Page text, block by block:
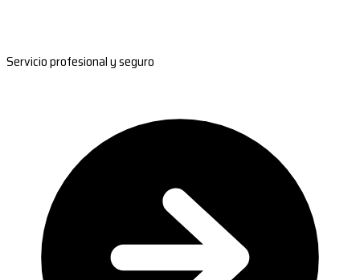
Servicio profesional y seguro